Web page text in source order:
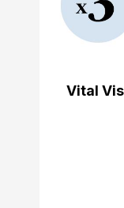
Vital